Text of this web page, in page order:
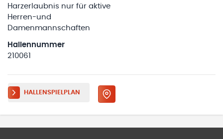
Harzerlaubnis nur für aktive
Herren-und
Damenmannschaften
Hallennummer
210061
HALLENSPIELPLAN